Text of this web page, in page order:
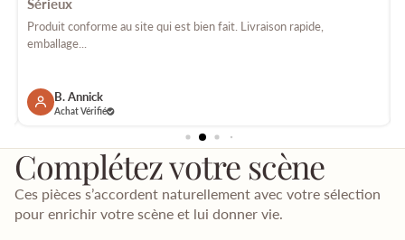
Sérieux
Produit conforme au site qui est bien fait. Livraison rapide,
emballage...
B. Annick
Achat Vérifié
Complétez votre scène
Ces pièces s’accordent naturellement avec votre sélection
pour enrichir votre scène et lui donner vie.